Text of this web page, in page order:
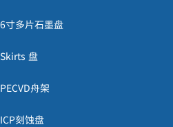
所示为经同时间烧
成液体平 面，无气泡。由
的局部高温使晶粒迅
图3(e)
中间熔体区的放大图
区的 出现有利于表面 熔体的润湿与
6寸多片石墨盘
Skirts 盘
PECVD舟架
ICP刻蚀盘